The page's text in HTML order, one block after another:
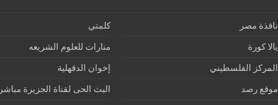
نافذة مصر كلمتي
يالا كورة منارات للعلوم الشريعه
المركز الفلسطيني إخوان الدقهلية
موقع رصد البث الحى لقناة الجزيرة